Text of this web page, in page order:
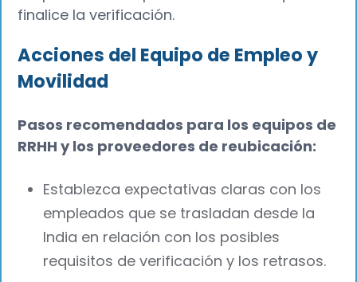
finalice la verificación.
Acciones del Equipo de Empleo y
Movilidad
Pasos recomendados para los equipos de
RRHH y los proveedores de reubicación:
Establezca expectativas claras con los
empleados que se trasladan desde la
India en relación con los posibles
requisitos de verificación y los retrasos.